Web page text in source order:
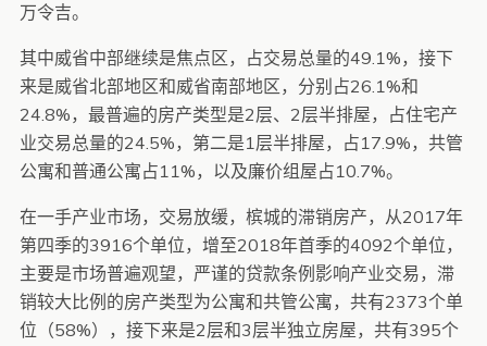
万令吉。
其中威省中部继续是焦点区，占交易总量的49.1%，接下
来是威省北部地区和威省南部地区，分别占26.1%和
24.8%，最普遍的房产类型是2层、2层半排屋，占住宅产
业交易总量的24.5%，第二是1层半排屋，占17.9%，共管
公寓和普通公寓占11%，以及廉价组屋占10.7%。
在一手产业市场，交易放缓，槟城的滞销房产，从2017年
第四季的3916个单位，增至2018年首季的4092个单位，
主要是市场普遍观望，严谨的贷款条例影响产业交易，滞
销较大比例的房产类型为公寓和共管公寓，共有2373个单
位（58%），接下来是2层和3层半独立房屋，共有395个